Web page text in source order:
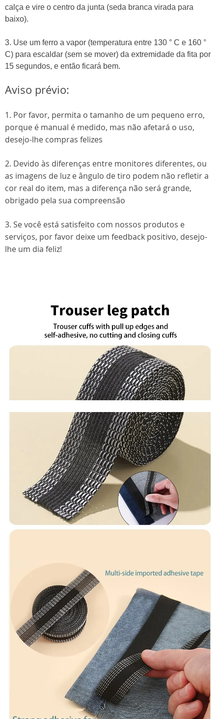
calça e vire o centro da junta (seda branca virada para
baixo).
3. Use um ferro a vapor (temperatura entre 130 ° C e 160 °
C) para escaldar (sem se mover) da extremidade da fita por
15 segundos, e então ficará bem.
Aviso prévio:
1. Por favor, permita o tamanho de um pequeno erro,
porque é manual é medido, mas não afetará o uso,
desejo-lhe compras felizes
2. Devido às diferenças entre monitores diferentes, ou
as imagens de luz e ângulo de tiro podem não refletir a
cor real do item, mas a diferença não será grande,
obrigado pela sua compreensão
3. Se você está satisfeito com nossos produtos e
serviços, por favor deixe um feedback positivo, desejo-
lhe um dia feliz!